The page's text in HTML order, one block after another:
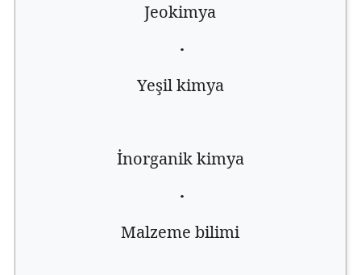
Jeokimya
·
Yeşil kimya
İnorganik kimya
·
Malzeme bilimi